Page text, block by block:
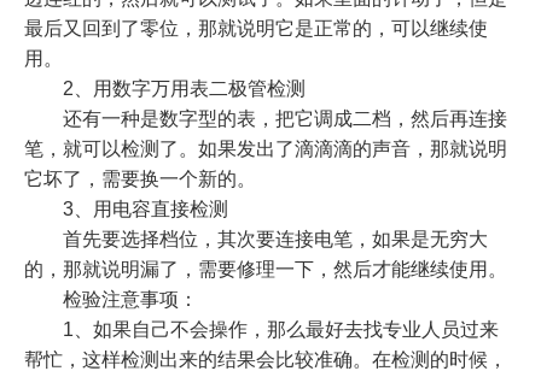
最后又回到了零位，那就说明它是正常的，可以继续使
用。
2、用数字万用表二极管检测
还有一种是数字型的表，把它调成二档，然后再连接
笔，就可以检测了。如果发出了滴滴滴的声音，那就说明
它坏了，需要换一个新的。
3、用电容直接检测
首先要选择档位，其次要连接电笔，如果是无穷大
的，那就说明漏了，需要修理一下，然后才能继续使用。
检验注意事项：
1、如果自己不会操作，那么最好去找专业人员过来
帮忙，这样检测出来的结果会比较准确。在检测的时候，